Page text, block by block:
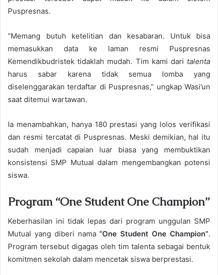
Puspresnas.
“Memang butuh ketelitian dan kesabaran. Untuk bisa
memasukkan data ke laman resmi Puspresnas
Kemendikbudristek tidaklah mudah. Tim kami dari talenta
harus sabar karena tidak semua lomba yang
diselenggarakan terdaftar di Puspresnas,” ungkap Wasi’un
saat ditemui wartawan.
Ia menambahkan, hanya 180 prestasi yang lolos verifikasi
dan resmi tercatat di Puspresnas. Meski demikian, hal itu
sudah menjadi capaian luar biasa yang membuktikan
konsistensi SMP Mutual dalam mengembangkan potensi
siswa.
Program “One Student One Champion”
Keberhasilan ini tidak lepas dari program unggulan SMP
Mutual yang diberi nama“One Student One Champion”.
Program tersebut digagas oleh tim talenta sebagai bentuk
komitmen sekolah dalam mencetak siswa berprestasi.